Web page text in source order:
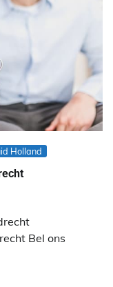
Holland
Bel ons